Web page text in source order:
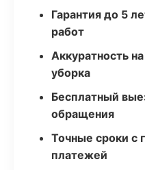
Гарантия до 5
работ
Аккуратность
уборка
Бесплатный
обращения
Точные сроки с
платежей